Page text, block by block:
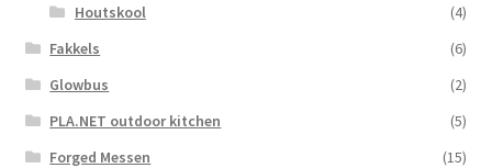
Houtskool
(4)
Fakkels
(6)
Glowbus
(2)
PLA.NET outdoor kitchen
(5)
Forged Messen
(15)